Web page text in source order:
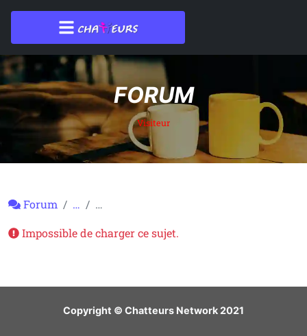
FORUM
Visiteur
Forum …
…
Impossible de charger ce sujet.
Copyright © Chatteurs Network 2021